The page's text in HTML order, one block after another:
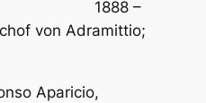
1888 –
von Adramittio;
Aparicio,